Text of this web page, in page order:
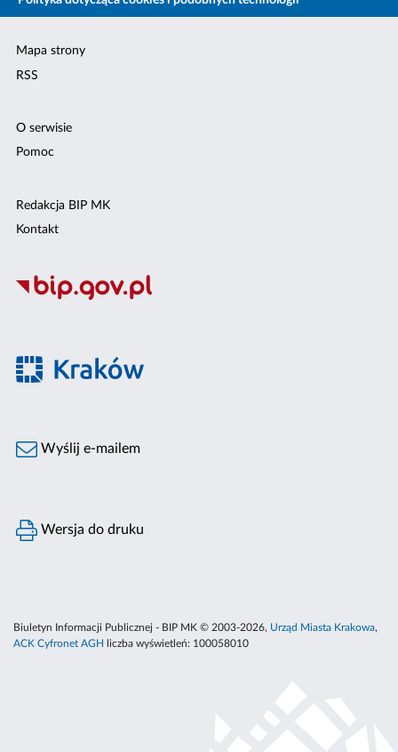
Mapa strony
RSS
O serwisie
Pomoc
Redakcja BIP MK
Kontakt
Wyślij e-mailem
Wersja do druku
Biuletyn Informacji Publicznej - BIP MK © 2003-2026, Urząd Miasta Krakowa,
ACK Cyfronet AGH
liczba wyświetleń: 100058010